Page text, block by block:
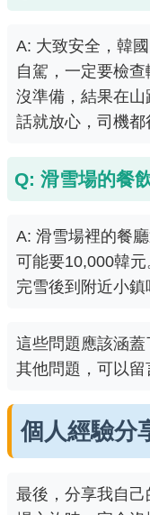
A: 大致安全，韓
自駕，一定要檢
沒準備，結果在
話就放心，司機都
Q: 滑雪場的餐
A: 滑雪場裡的餐
可能要10,000韓
完雪後到附近小鎮
這些問題應該涵
其他問題，可以留
個人經驗分
最後，分享我自